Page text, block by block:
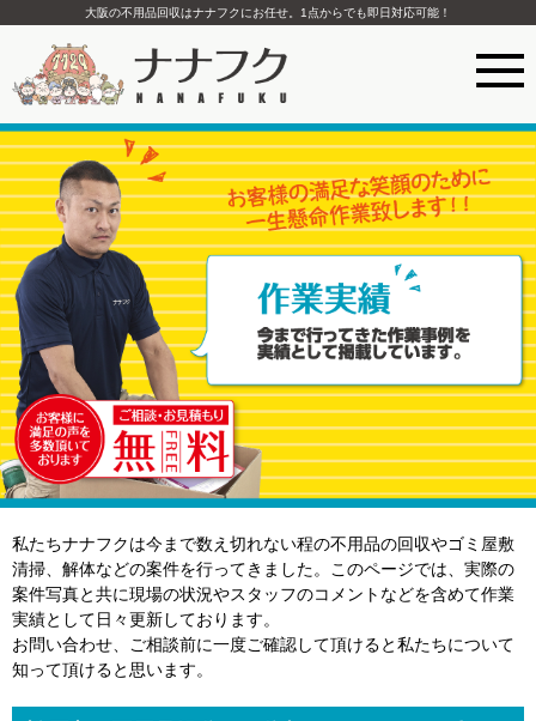
大阪の不用品回収はナナフクにお任せ。1点からでも即日対応可能！
私たちナナフクは今まで数え切れない程の不用品の回収やゴミ屋敷
清掃、解体などの案件を行ってきました。このページでは、実際の
案件写真と共に現場の状況やスタッフのコメントなどを含めて作業
実績として日々更新しております。
お問い合わせ、ご相談前に一度ご確認して頂けると私たちについて
知って頂けると思います。